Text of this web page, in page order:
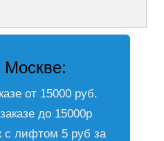
Москве:
от 15000 руб.
до 15000р
с лифтом 5 руб за